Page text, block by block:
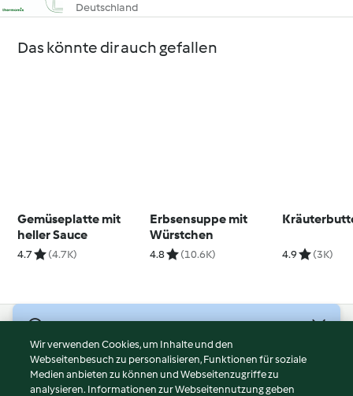
Deutschland
Das könnte dir auch gefallen
Gemüseplatte mit
heller Sauce
4.7 (4.7K)
Erbsensuppe mit
Würstchen
4.8 (10.6K) 4.9 (3K)
Nutzungsbedingungen
Datenschutzrichtlinien
Wir verwenden Cookies, um Inhalte und den
Webseitenbesuch zu personalisieren, Funktionen für soziale
Medien anbieten zu können und Webseitenzugriffe zu
analysieren. Informationen zur Webseitennutzung geben